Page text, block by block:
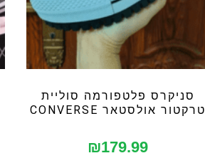
סניקרס פלטפורמה סוליית
טרקטור אולסטאר CONVERSE
₪179.99